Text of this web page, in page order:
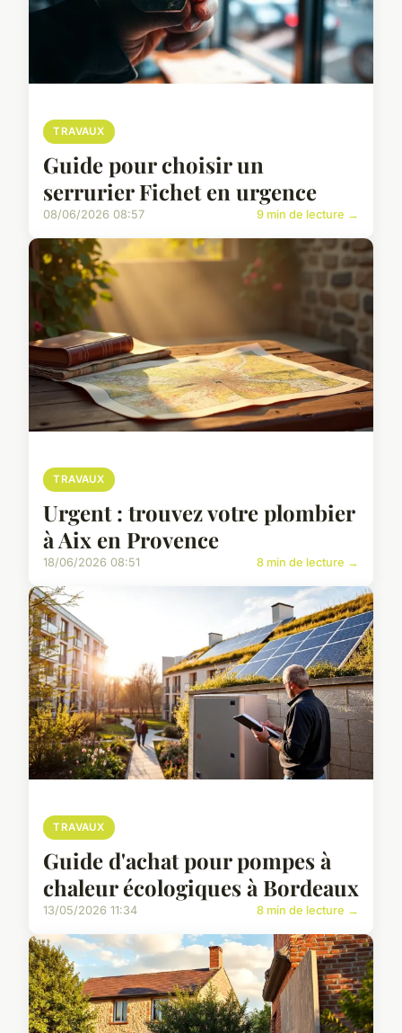
TRAVAUX
Guide pour choisir un
serrurier Fichet en urgence
08/06/2026 08:57 9 min de lecture →
TRAVAUX
Urgent : trouvez votre plombier
à Aix en Provence
18/06/2026 08:51 8 min de lecture →
TRAVAUX
Guide d'achat pour pompes à
chaleur écologiques à Bordeaux
13/05/2026 11:34 8 min de lecture →